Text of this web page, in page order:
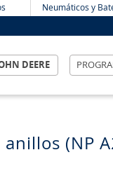
Neumáticos y
DEERE
anillos (NP